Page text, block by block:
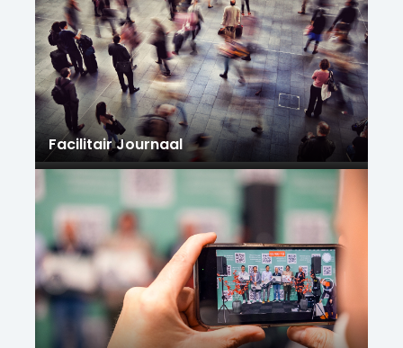
Facilitair Journaal